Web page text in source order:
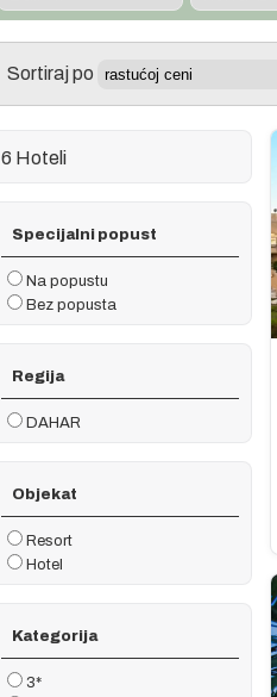
Sortiraj po
6 Hoteli
Specijalni popust
Na popustu
Bez popusta
Regija
DAHAR
Objekat
Resort
Hotel
Kategorija
3*